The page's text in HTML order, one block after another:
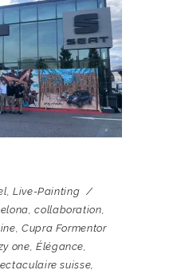
Live-Painting
,collaboration
Cupra Formentor
one Élégance
suisse